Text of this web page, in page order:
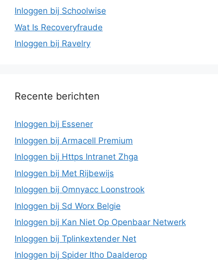
Inloggen bij Schoolwise
Wat Is Recoveryfraude
Inloggen bij Ravelry
Recente berichten
Inloggen bij Essener
Inloggen bij Armacell Premium
Inloggen bij Https Intranet Zhga
Inloggen bij Met Rijbewijs
Inloggen bij Omnyacc Loonstrook
Inloggen bij Sd Worx Belgie
Inloggen bij Kan Niet Op Openbaar Netwerk
Inloggen bij Tplinkextender Net
Inloggen bij Spider Itho Daalderop